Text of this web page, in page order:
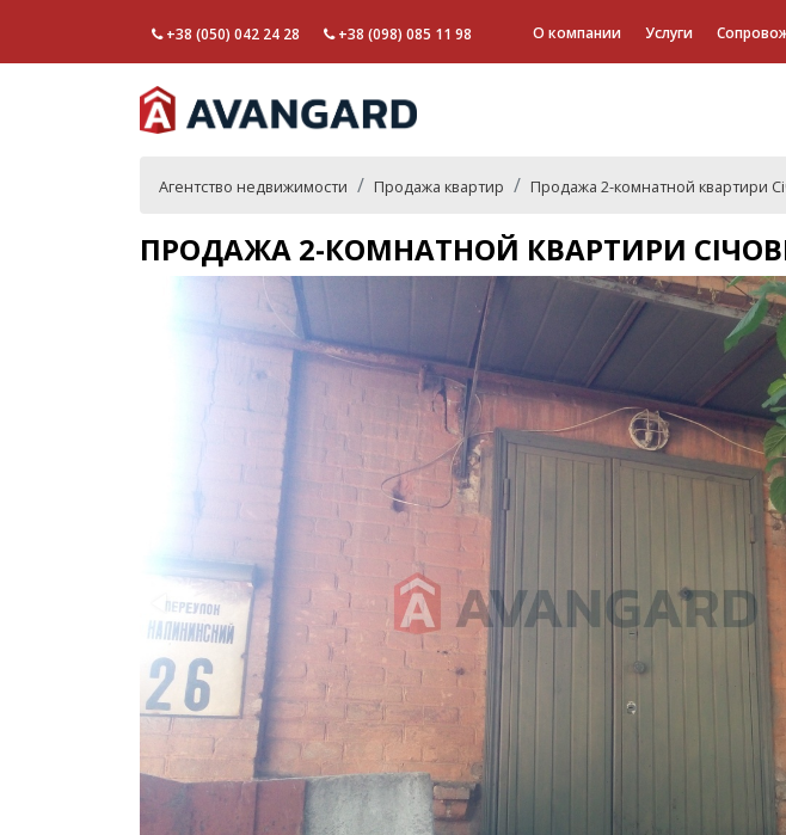
+38 (050) 042 24 28 +38 (098) 085 11 98 О компании Услуги
Агентство недвижимости Продажа квартир Продажа 2-комнатной квартири
ПРОДАЖА 2-КОМНАТНОЙ КВАРТИРИ